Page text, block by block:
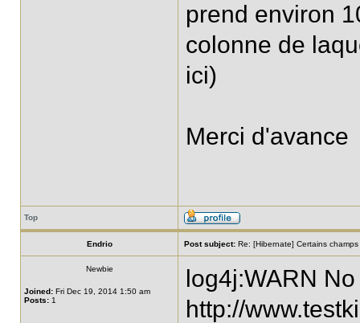
prend environ
colonne de
ici)
Merci d'avance
Top
Endrio Post subject: Re: [Hibernate] Certains
Newbie
Joined: Fri Dec 19, 2014 1:50 am
Posts: 1
log4j:WARN
http://